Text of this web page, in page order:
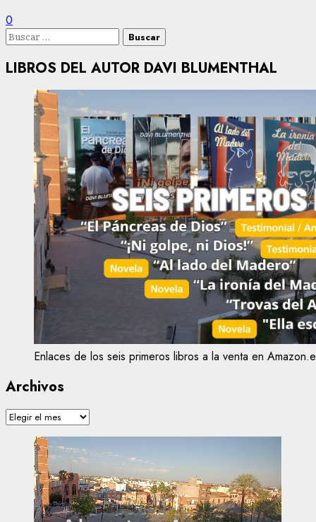
0
Buscar:
LIBROS DEL AUTOR DAVI BLUMENTHAL
Enlaces de los seis primeros libros a la venta en
Archivos
Archivos